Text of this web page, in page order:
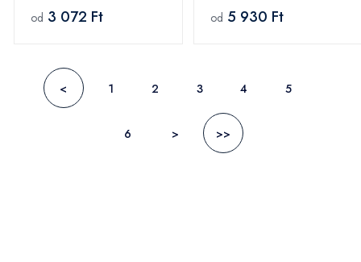
od 3 072 Ft od 5 930 Ft
< 1 2 3 4 5
6 > >>